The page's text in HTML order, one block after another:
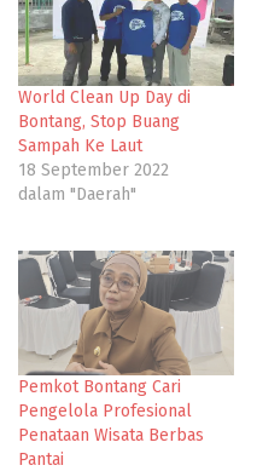
World Clean Up Day di
Bontang, Stop Buang
Sampah Ke Laut
18 September 2022
dalam "Daerah"
Pemkot Bontang Cari
Pengelola Profesional
Penataan Wisata Berbas
Pantai